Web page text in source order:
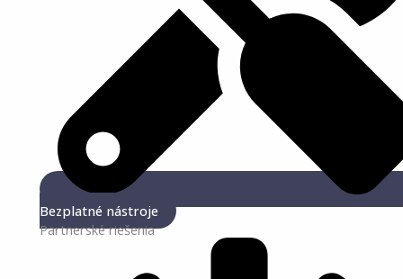
Bezplatné nástroje
Partnerské riešenia